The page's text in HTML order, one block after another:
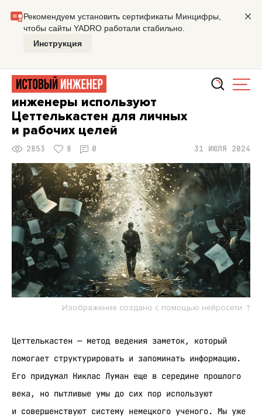
Главная Заметки
ОТ РЕДАКЦИИ
Гуляем по цифровому саду: как
инженеры используют
Цеттелькастен для личных
и рабочих целей
2853 8 0 31 ИЮЛЯ 2024
Изображение создано с помощью нейросети
Цеттелькастен — метод ведения заметок, который
помогает структурировать и запоминать информацию.
Его придумал Никлас Луман еще в середине прошлого
века, но пытливые умы до сих пор используют
и совершенствуют систему немецкого ученого. Мы уже